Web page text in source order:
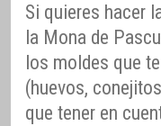
Si quieres hacer
la Mona de
los moldes que
(huevos,
que tener en